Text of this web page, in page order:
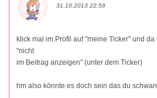
31.10.2013 22:59
klick mal im Profil auf "meine Ticker" und
"nicht
im Beitrag anzeigen" (unter dem Ticker)
hm also könnte es doch sein das du